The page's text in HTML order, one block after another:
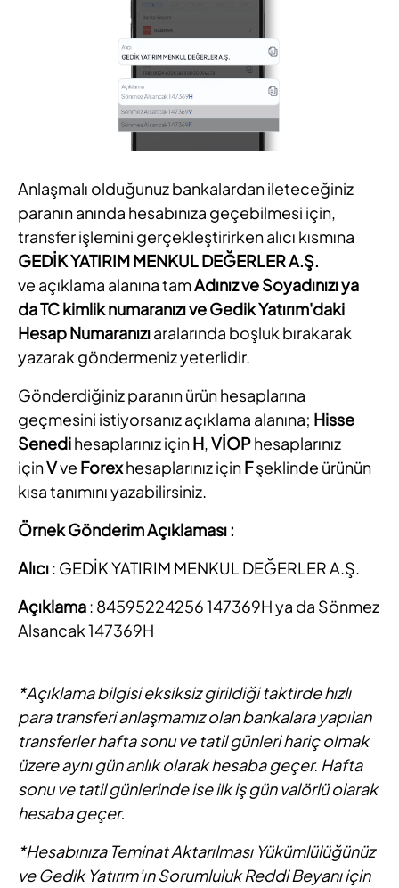
Anlaşmalı olduğunuz bankalardan ileteceğiniz
paranın anında hesabınıza geçebilmesi için,
transfer işlemini gerçekleştirirken alıcı kısmına
GEDİK YATIRIM MENKUL DEĞERLER A.Ş.
ve açıklama alanına tamAdınız ve Soyadınızı ya
da TC kimlik numaranızı veGedik Yatırım'daki
Hesap Numaranızıaralarında boşluk bırakarak
yazarak göndermeniz yeterlidir.
Gönderdiğiniz paranın ürün hesaplarına
geçmesini istiyorsanız açıklama alanına; Hisse
Senedihesaplarınız içinH,VİOPhesaplarınız
içinVve Forexhesaplarınız içinFşeklinde ürünün
kısa tanımını yazabilirsiniz.
Örnek Gönderim Açıklaması :
Alıcı: GEDİK YATIRIM MENKUL DEĞERLER A.Ş.
Açıklama: 84595224256 147369H ya da Sönmez
Alsancak 147369H
*Açıklama bilgisi eksiksiz girildiği taktirde hızlı
para transferi anlaşmamız olan bankalara yapılan
transferler hafta sonu ve tatil günleri hariç olmak
üzere aynı gün anlık olarak hesaba geçer. Hafta
sonu ve tatil günlerinde ise ilk iş gün valörlü olarak
hesaba geçer.
*Hesabınıza Teminat Aktarılması Yükümlülüğünüz
ve Gedik Yatırım’ın Sorumluluk Reddi Beyanı için